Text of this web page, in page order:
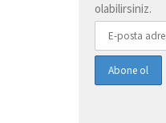
olabilirsiniz.